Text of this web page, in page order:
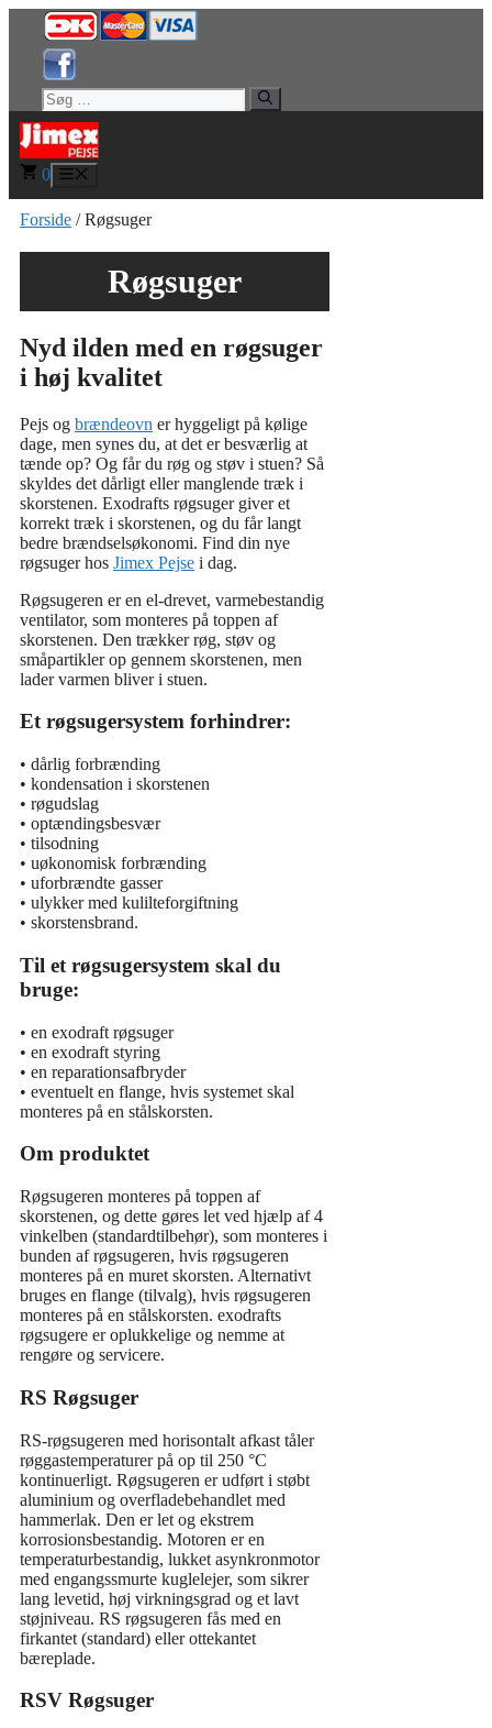
indhold
Søg
efter:
0
Forside / Røgsuger
Røgsuger
Nyd ilden med en røgsuger
i høj kvalitet
Pejs og brændeovn er hyggeligt på kølige
dage, men synes du, at det er besværlig at
tænde op? Og får du røg og støv i stuen? Så
skyldes det dårligt eller manglende træk i
skorstenen. Exodrafts røgsuger giver et
korrekt træk i skorstenen, og du får langt
bedre brændselsøkonomi. Find din nye
røgsuger hos Jimex Pejse i dag.
Røgsugeren er en el-drevet, varmebestandig
ventilator, som monteres på toppen af
skorstenen. Den trækker røg, støv og
småpartikler op gennem skorstenen, men
lader varmen bliver i stuen.
Et røgsugersystem forhindrer:
• dårlig forbrænding
• kondensation i skorstenen
• røgudslag
• optændingsbesvær
• tilsodning
• uøkonomisk forbrænding
• uforbrændte gasser
• ulykker med kulilteforgiftning
• skorstensbrand.
Til et røgsugersystem skal du
bruge:
• en exodraft røgsuger
• en exodraft styring
• en reparationsafbryder
• eventuelt en flange, hvis systemet skal
monteres på en stålskorsten.
Om produktet
Røgsugeren monteres på toppen af
skorstenen, og dette gøres let ved hjælp af 4
vinkelben (standardtilbehør), som monteres i
bunden af røgsugeren, hvis røgsugeren
monteres på en muret skorsten. Alternativt
bruges en flange (tilvalg), hvis røgsugeren
monteres på en stålskorsten. exodrafts
røgsugere er oplukkelige og nemme at
rengøre og servicere.
RS Røgsuger
RS-røgsugeren med horisontalt afkast tåler
røggastemperaturer på op til 250 °C
kontinuerligt. Røgsugeren er udført i støbt
aluminium og overfladebehandlet med
hammerlak. Den er let og ekstrem
korrosionsbestandig. Motoren er en
temperaturbestandig, lukket asynkronmotor
med engangssmurte kuglelejer, som sikrer
lang levetid, høj virkningsgrad og et lavt
støjniveau. RS røgsugeren fås med en
firkantet (standard) eller ottekantet
bæreplade.
RSV Røgsuger